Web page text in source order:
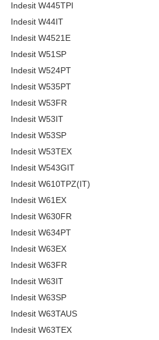
Indesit W445TPI
Indesit W44IT
Indesit W4521E
Indesit W51SP
Indesit W524PT
Indesit W535PT
Indesit W53FR
Indesit W53IT
Indesit W53SP
Indesit W53TEX
Indesit W543GIT
Indesit W610TPZ(IT)
Indesit W61EX
Indesit W630FR
Indesit W634PT
Indesit W63EX
Indesit W63FR
Indesit W63IT
Indesit W63SP
Indesit W63TAUS
Indesit W63TEX